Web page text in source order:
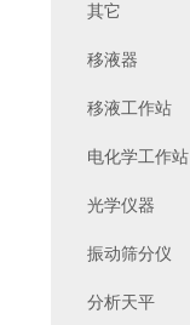
其它
移液器
移液工作站
电化学工作站
光学仪器
振动筛分仪
分析天平